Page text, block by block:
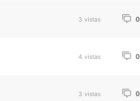
3 vistas 0
4 vistas 0
3 vistas 0